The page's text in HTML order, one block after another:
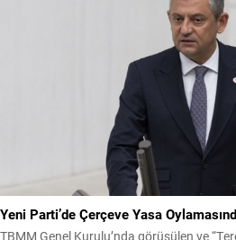
Yeni Parti’de Çerçeve Yasa
TBMM Genel Kurulu’nda görüşülen ve